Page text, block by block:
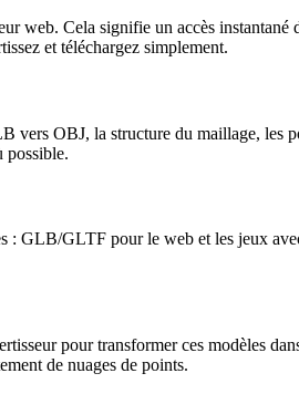
web. Cela signifie un accès instantané
et téléchargez simplement.
vers OBJ, la structure du maillage, les
possible.
: GLB/GLTF pour le web et les jeux
pour transformer ces modèles
de nuages de points.